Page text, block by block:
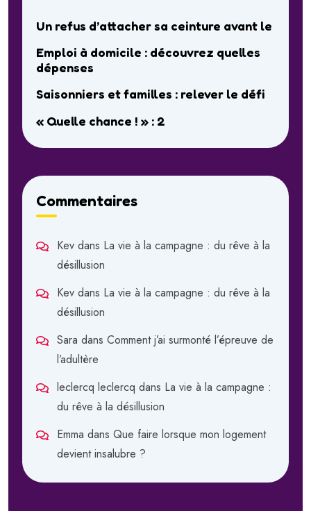
Un refus d’attacher sa ceinture avant le
Emploi à domicile : découvrez quelles
dépenses
Saisonniers et familles : relever le défi
« Quelle chance ! » : 2
Commentaires
Kev dans La vie à la campagne : du rêve à la
désillusion
Kev dans La vie à la campagne : du rêve à la
désillusion
Sara dans Comment j’ai surmonté l’épreuve de
l’adultère
leclercq leclercq dans La vie à la campagne :
du rêve à la désillusion
Emma dans Que faire lorsque mon logement
devient insalubre ?